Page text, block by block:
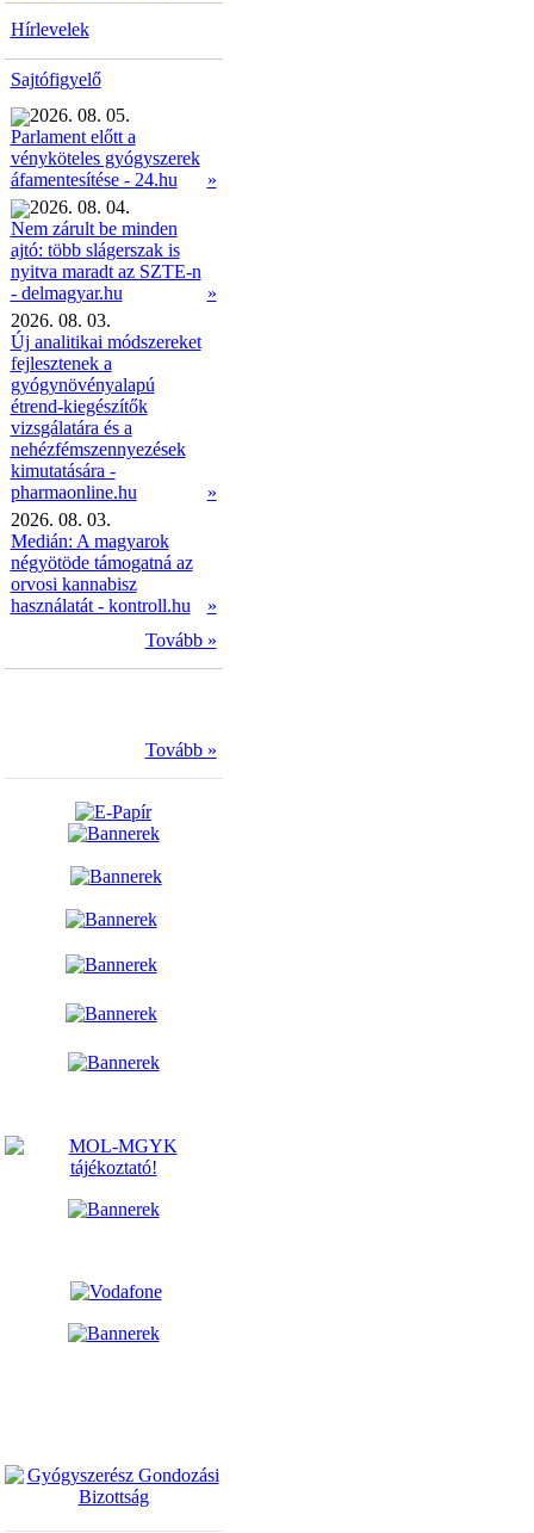
Hírlevelek
Sajtófigyelő
2026. 08. 05.
Parlament előtt a
vényköteles gyógyszerek
áfamentesítése - 24.hu
»
2026. 08. 04.
Nem zárult be minden
ajtó: több slágerszak is
nyitva maradt az SZTE-n
- delmagyar.hu
»
2026. 08. 03.
Új analitikai módszereket
fejlesztenek a
gyógynövényalapú
étrend-kiegészítők
vizsgálatára és a
nehézfémszennyezések
kimutatására -
pharmaonline.hu
»
2026. 08. 03.
Medián: A magyarok
négyötöde támogatná az
orvosi kannabisz
használatát - kontroll.hu
»
Tovább »
Tovább »